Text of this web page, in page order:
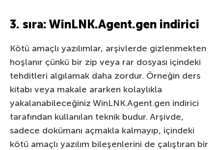
3. sıra: WinLNK.Agent.gen indirici
Kötü amaçlı yazılımlar, arşivlerde gizlenmekten
hoşlanır çünkü bir zip veya rar dosyası içindeki
tehditleri algılamak daha zordur. Örneğin ders
kitabı veya makale ararken kolaylıkla
yakalanabileceğiniz WinLNK.Agent.gen indirici
tarafından kullanılan teknik budur. Arşivde,
sadece dokümanı açmakla kalmayıp, içindeki
kötü amaçlı yazılım bileşenlerini de çalıştıran bir